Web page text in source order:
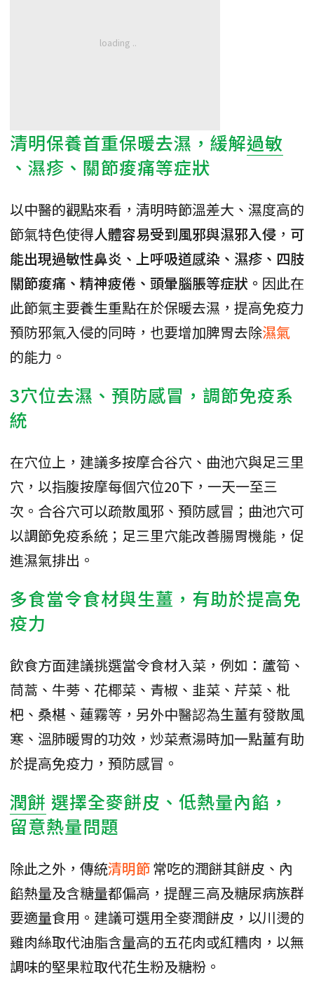
清明保養首重保暖去濕，緩解過敏
、濕疹、關節痠痛等症狀
以中醫的觀點來看，清明時節溫差大、濕度高的
節氣特色使得人體容易受到風邪與濕邪入侵 ， 可
能出現過敏性鼻炎、上呼吸道感染、濕疹、四肢
關節痠痛、精神疲倦、頭暈腦脹等症狀。 因此在
此節氣主要養生重點在於保暖去濕，提高免疫力
預防邪氣入侵的同時，也要增加脾胃去除濕氣
的能力。
3穴位去濕、預防感冒，調節免疫系
統
在穴位上，建議多按摩合谷穴、曲池穴與足三里
穴，以指腹按摩每個穴位20下，一天一至三
次。合谷穴可以疏散風邪、預防感冒；曲池穴可
以調節免疫系統；足三里穴能改善腸胃機能，促
進濕氣排出。
多食當令食材與生薑，有助於提高免
疫力
飲食方面建議挑選當令食材入菜，例如：蘆筍、
茼蒿、牛蒡、花椰菜、青椒、韭菜、芹菜、枇
杷、桑椹、蓮霧等，另外中醫認為生薑有發散風
寒、溫肺暖胃的功效，炒菜煮湯時加一點薑有助
於提高免疫力，預防感冒。
潤餅 選擇全麥餅皮、低熱量內餡，
留意熱量問題
除此之外，傳統清明節常吃的潤餅其餅皮、內
餡熱量及含糖量都偏高，提醒三高及糖尿病族群
要適量食用。建議可選用全麥潤餅皮，以川燙的
雞肉絲取代油脂含量高的五花肉或紅糟肉，以無
調味的堅果粒取代花生粉及糖粉。